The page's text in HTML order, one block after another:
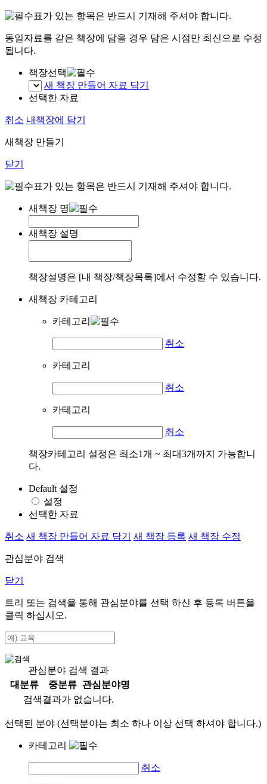
표가 있는 항목은 반드시 기재해 주셔야 합니다.
동일자료를 같은 책장에 담을 경우 담은 시점만 최신으로 수정
됩니다.
책장선택
새 책장 만들어 자료 담기
선택한 자료
취소 내책장에 담기
새책장 만들기
닫기
표가 있는 항목은 반드시 기재해 주셔야 합니다.
새책장 명
새책장 설명
책장설명은 [내 책장/책장목록]에서 수정할 수 있습니다.
새책장 카테고리
카테고리
취소
카테고리
취소
카테고리
취소
책장카테고리 설정은 최소1개 ~ 최대3개까지 가능합니
다.
Default 설정
설정
선택한 자료
취소 새 책장 만들어 자료 담기 새 책장 등록 새 책장 수정
관심분야 검색
닫기
트리 또는 검색을 통해 관심분야를 선택 하신 후 등록 버튼을
클릭 하십시오.
관심분야 검색 결과
대분류
중분류
관심분야명
검색결과가 없습니다.
선택된 분야 (선택분야는 최소 하나 이상 선택 하셔야 합니다.)
카테고리
취소